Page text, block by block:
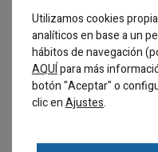
Utilizamos cookies
analíticos en base a un
hábitos de navegación
AQUÍpara más
botón "Aceptar" o
clic enAjustes.